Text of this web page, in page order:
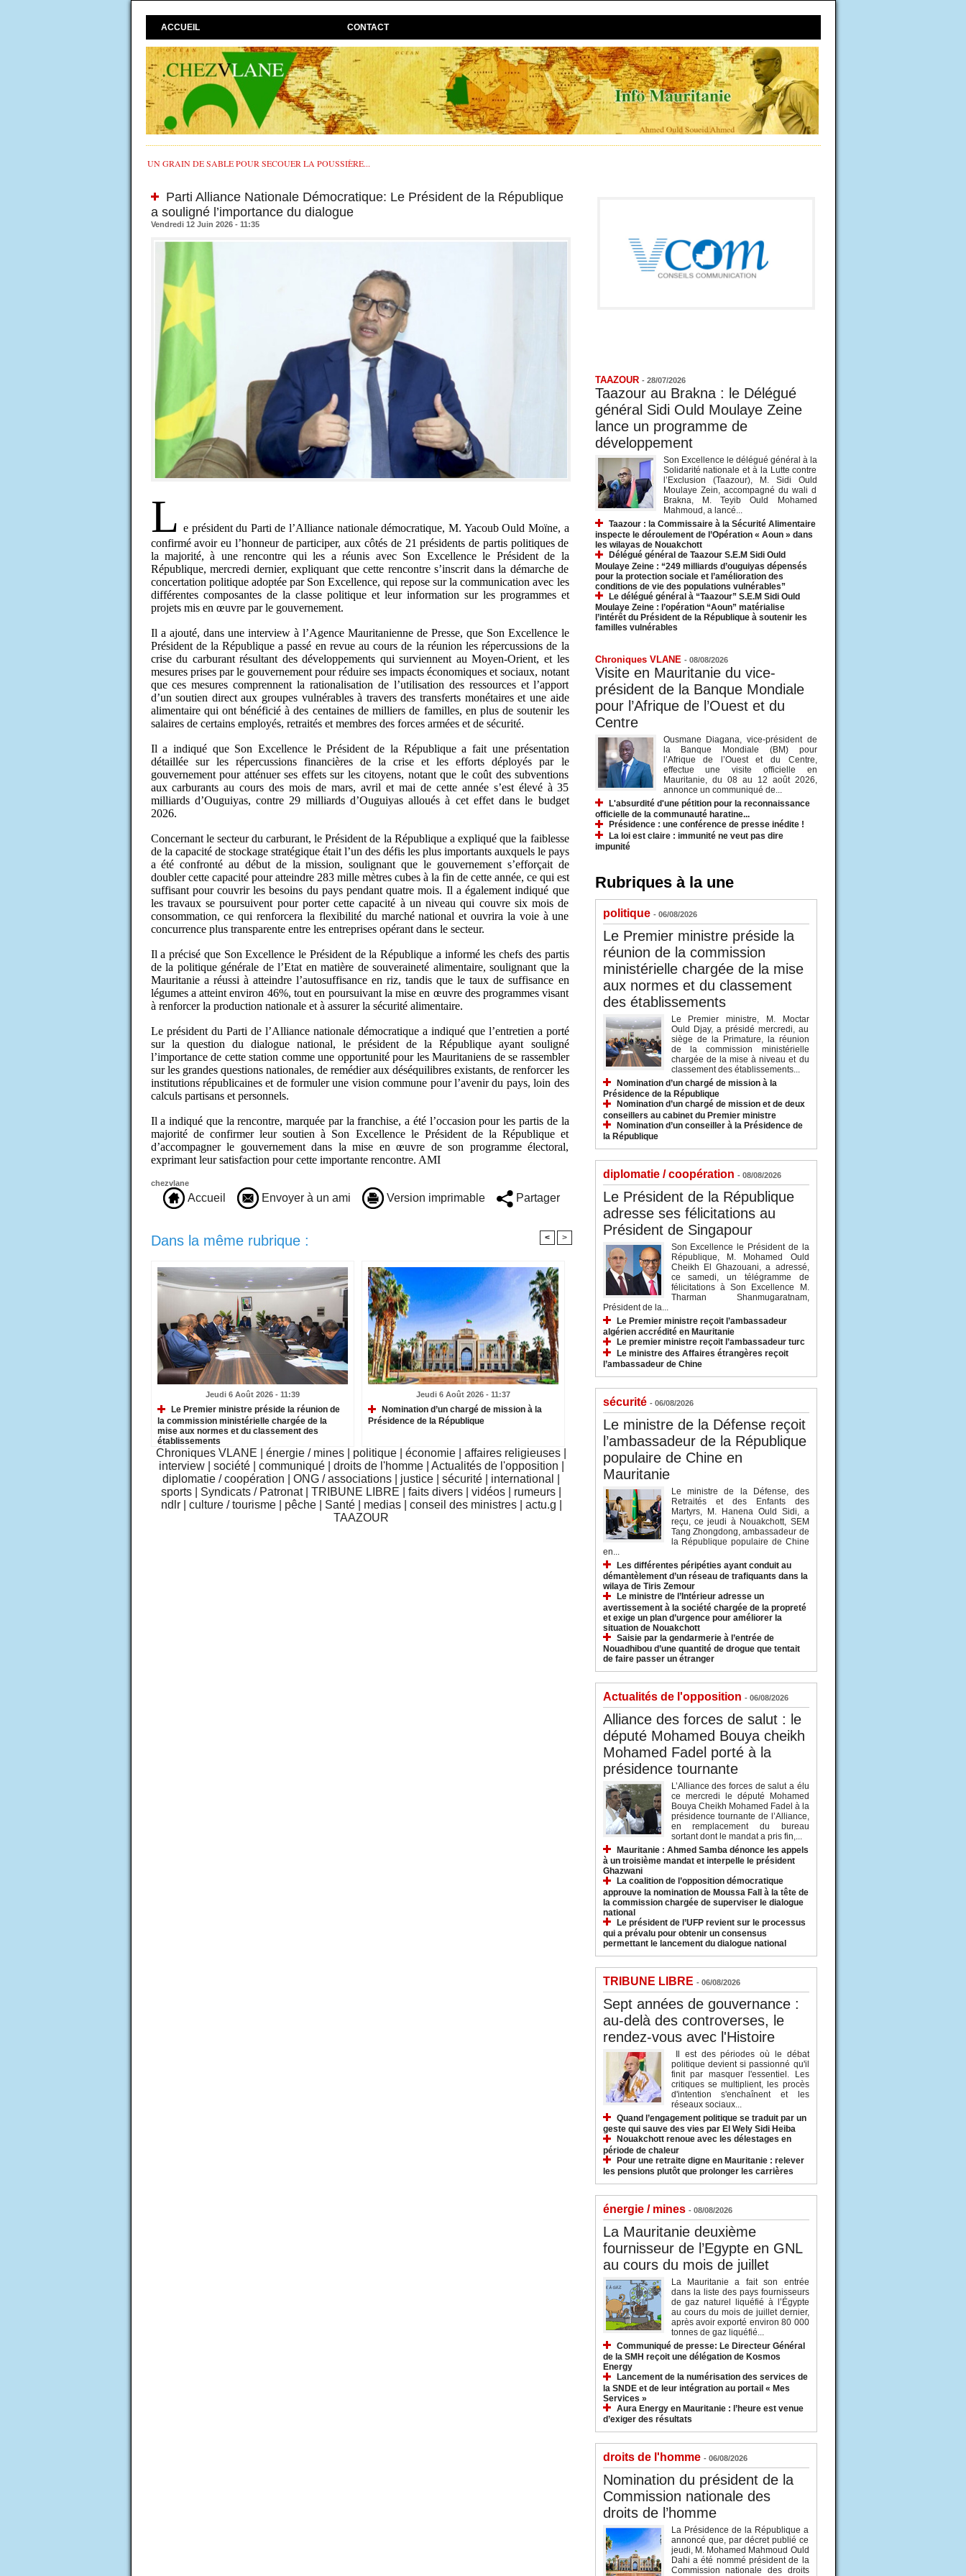
ACCUEIL CONTACT
UN GRAIN DE SABLE POUR SECOUER LA POUSSIÈRE...
Parti Alliance Nationale Démocratique: Le Président de la République
a souligné l’importance du dialogue
Vendredi 12 Juin 2026 - 11:35
L e président du Parti de l’Alliance nationale démocratique, M. Yacoub Ould Moïne, a
confirmé avoir eu l’honneur de participer, aux côtés de 21 présidents de partis politiques de
la majorité, à une rencontre qui les a réunis avec Son Excellence le Président de la
République, mercredi dernier, expliquant que cette rencontre s’inscrit dans la démarche de
concertation politique adoptée par Son Excellence, qui repose sur la communication avec les
différentes composantes de la classe politique et leur information sur les programmes et
projets mis en œuvre par le gouvernement.
Il a ajouté, dans une interview à l’Agence Mauritanienne de Presse, que Son Excellence le
Président de la République a passé en revue au cours de la réunion les répercussions de la
crise du carburant résultant des développements qui surviennent au Moyen-Orient, et les
mesures prises par le gouvernement pour réduire ses impacts économiques et sociaux, notant
que ces mesures comprennent la rationalisation de l’utilisation des ressources et l’apport
d’un soutien direct aux groupes vulnérables à travers des transferts monétaires et une aide
alimentaire qui ont bénéficié à des centaines de milliers de familles, en plus de soutenir les
salaires de certains employés, retraités et membres des forces armées et de sécurité.
Il a indiqué que Son Excellence le Président de la République a fait une présentation
détaillée sur les répercussions financières de la crise et les efforts déployés par le
gouvernement pour atténuer ses effets sur les citoyens, notant que le coût des subventions
aux carburants au cours des mois de mars, avril et mai de cette année s’est élevé à 35
milliards d’Ouguiyas, contre 29 milliards d’Ouguiyas alloués à cet effet dans le budget
2026.
Concernant le secteur du carburant, le Président de la République a expliqué que la faiblesse
de la capacité de stockage stratégique était l’un des défis les plus importants auxquels le pays
a été confronté au début de la mission, soulignant que le gouvernement s’efforçait de
doubler cette capacité pour atteindre 283 mille mètres cubes à la fin de cette année, ce qui est
suffisant pour couvrir les besoins du pays pendant quatre mois. Il a également indiqué que
les travaux se poursuivent pour porter cette capacité à un niveau qui couvre six mois de
consommation, ce qui renforcera la flexibilité du marché national et ouvrira la voie à une
concurrence plus transparente entre les entreprises opérant dans le secteur.
Il a précisé que Son Excellence le Président de la République a informé les chefs des partis
de la politique générale de l’Etat en matière de souveraineté alimentaire, soulignant que la
Mauritanie a réussi à atteindre l’autosuffisance en riz, tandis que le taux de suffisance en
légumes a atteint environ 46%, tout en poursuivant la mise en œuvre des programmes visant
à renforcer la production nationale et à assurer la sécurité alimentaire.
Le président du Parti de l’Alliance nationale démocratique a indiqué que l’entretien a porté
sur la question du dialogue national, le président de la République ayant souligné
l’importance de cette station comme une opportunité pour les Mauritaniens de se rassembler
sur les grandes questions nationales, de remédier aux déséquilibres existants, de renforcer les
institutions républicaines et de formuler une vision commune pour l’avenir du pays, loin des
calculs partisans et personnels.
Il a indiqué que la rencontre, marquée par la franchise, a été l’occasion pour les partis de la
majorité de confirmer leur soutien à Son Excellence le Président de la République et
d’accompagner le gouvernement dans la mise en œuvre de son programme électoral,
exprimant leur satisfaction pour cette importante rencontre. AMI
chezvlane
Accueil Envoyer à un ami Version imprimable Partager
Dans la même rubrique : < >
Jeudi 6 Août 2026 - 11:39
Le Premier ministre préside la réunion de
la commission ministérielle chargée de la
mise aux normes et du classement des
établissements
Jeudi 6 Août 2026 - 11:37
Nomination d’un chargé de mission à la
Présidence de la République
Chroniques VLANE énergie / mines politique économie affaires religieuses
interview
société communiqué droits de l'homme Actualités de l'opposition
diplomatie / coopération
ONG / associations justice sécurité international
sports
Syndicats / Patronat TRIBUNE LIBRE faits divers vidéos rumeurs
ndlr
culture / tourisme pêche Santé medias conseil des ministres actu.g
TAAZOUR
TAAZOUR - 28/07/2026
Taazour au Brakna : le Délégué
général Sidi Ould Moulaye Zeine
lance un programme de
développement
Son Excellence le délégué général à la
Solidarité nationale et à la Lutte contre
l’Exclusion (Taazour), M. Sidi Ould
Moulaye Zein, accompagné du wali d
Brakna, M. Teyib Ould Mohamed
Mahmoud, a lancé...
Taazour : la Commissaire à la Sécurité Alimentaire
inspecte le déroulement de l’Opération « Aoun » dans
les wilayas de Nouakchott
Délégué général de Taazour S.E.M Sidi Ould
Moulaye Zeine : “249 milliards d’ouguiyas dépensés
pour la protection sociale et l’amélioration des
conditions de vie des populations vulnérables”
Le délégué général à “Taazour” S.E.M Sidi Ould
Moulaye Zeine : l’opération “Aoun” matérialise
l’intérêt du Président de la République à soutenir les
familles vulnérables
Chroniques VLANE - 08/08/2026
Visite en Mauritanie du vice-
président de la Banque Mondiale
pour l’Afrique de l’Ouest et du
Centre
Ousmane Diagana, vice-président de
la Banque Mondiale (BM) pour
l’Afrique de l’Ouest et du Centre,
effectue une visite officielle en
Mauritanie, du 08 au 12 août 2026,
annonce un communiqué de...
L'absurdité d'une pétition pour la reconnaissance
officielle de la communauté haratine...
Présidence : une conférence de presse inédite !
La loi est claire : immunité ne veut pas dire
impunité
Rubriques à la une
politique - 06/08/2026
Le Premier ministre préside la
réunion de la commission
ministérielle chargée de la mise
aux normes et du classement
des établissements
Le Premier ministre, M. Moctar
Ould Djay, a présidé mercredi, au
siège de la Primature, la réunion
de la commission ministérielle
chargée de la mise à niveau et du
classement des établissements...
Nomination d’un chargé de mission à la
Présidence de la République
Nomination d’un chargé de mission et de deux
conseillers au cabinet du Premier ministre
Nomination d’un conseiller à la Présidence de
la République
diplomatie / coopération - 08/08/2026
Le Président de la République
adresse ses félicitations au
Président de Singapour
Son Excellence le Président de la
République, M. Mohamed Ould
Cheikh El Ghazouani, a adressé,
ce samedi, un télégramme de
félicitations à Son Excellence M.
Tharman Shanmugaratnam,
Président de la...
Le Premier ministre reçoit l’ambassadeur
algérien accrédité en Mauritanie
Le premier ministre reçoit l’ambassadeur turc
Le ministre des Affaires étrangères reçoit
l’ambassadeur de Chine
sécurité - 06/08/2026
Le ministre de la Défense reçoit
l’ambassadeur de la République
populaire de Chine en
Mauritanie
Le ministre de la Défense, des
Retraités et des Enfants des
Martyrs, M. Hanena Ould Sidi, a
reçu, ce jeudi à Nouakchott, SEM
Tang Zhongdong, ambassadeur de
la République populaire de Chine
en...
Les différentes péripéties ayant conduit au
démantèlement d’un réseau de trafiquants dans la
wilaya de Tiris Zemour
Le ministre de l’Intérieur adresse un
avertissement à la société chargée de la propreté
et exige un plan d’urgence pour améliorer la
situation de Nouakchott
Saisie par la gendarmerie à l’entrée de
Nouadhibou d’une quantité de drogue que tentait
de faire passer un étranger
Actualités de l'opposition - 06/08/2026
Alliance des forces de salut : le
député Mohamed Bouya cheikh
Mohamed Fadel porté à la
présidence tournante
L’Alliance des forces de salut a élu
ce mercredi le député Mohamed
Bouya Cheikh Mohamed Fadel à la
présidence tournante de l’Alliance,
en remplacement du bureau
sortant dont le mandat a pris fin,...
Mauritanie : Ahmed Samba dénonce les appels
à un troisième mandat et interpelle le président
Ghazwani
La coalition de l’opposition démocratique
approuve la nomination de Moussa Fall à la tête de
la commission chargée de superviser le dialogue
national
Le président de l’UFP revient sur le processus
qui a prévalu pour obtenir un consensus
permettant le lancement du dialogue national
TRIBUNE LIBRE - 06/08/2026
Sept années de gouvernance :
au-delà des controverses, le
rendez-vous avec l'Histoire
Il est des périodes où le débat
politique devient si passionné qu'il
finit par masquer l'essentiel. Les
critiques se multiplient, les procès
d'intention s'enchaînent et les
réseaux sociaux...
Quand l’engagement politique se traduit par un
geste qui sauve des vies par El Wely Sidi Heiba
Nouakchott renoue avec les délestages en
période de chaleur
Pour une retraite digne en Mauritanie : relever
les pensions plutôt que prolonger les carrières
énergie / mines - 08/08/2026
La Mauritanie deuxième
fournisseur de l’Egypte en GNL
au cours du mois de juillet
La Mauritanie a fait son entrée
dans la liste des pays fournisseurs
de gaz naturel liquéfié à l’Égypte
au cours du mois de juillet dernier,
après avoir exporté environ 80 000
tonnes de gaz liquéfié...
Communiqué de presse: Le Directeur Général
de la SMH reçoit une délégation de Kosmos
Energy
Lancement de la numérisation des services de
la SNDE et de leur intégration au portail « Mes
Services »
Aura Energy en Mauritanie : l’heure est venue
d’exiger des résultats
droits de l'homme - 06/08/2026
Nomination du président de la
Commission nationale des
droits de l’homme
La Présidence de la République a
annoncé que, par décret publié ce
jeudi, M. Mohamed Mahmoud Ould
Dahi a été nommé président de la
Commission nationale des droits